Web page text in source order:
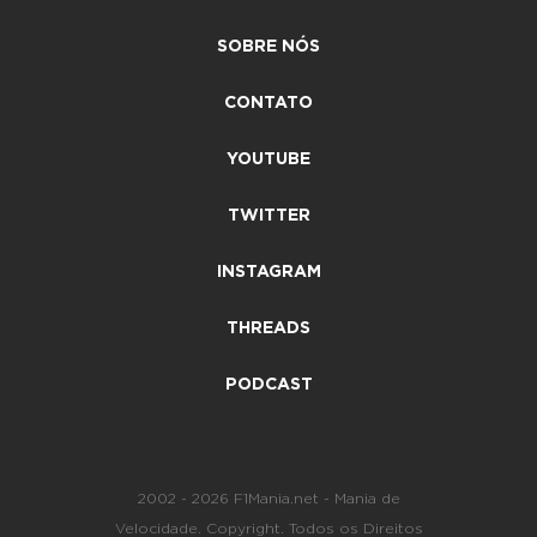
SOBRE NÓS
CONTATO
YOUTUBE
TWITTER
INSTAGRAM
THREADS
PODCAST
2002 - 2026 F1Mania.net - Mania de
Velocidade. Copyright. Todos os Direitos